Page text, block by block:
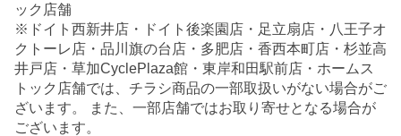
ック店舗
※ドイト西新井店・ドイト後楽園店・足立扇店・八王子オ
クトーレ店・品川旗の台店・多肥店・香西本町店・杉並高
井戸店・草加CyclePlaza館・東岸和田駅前店・ホームス
トック店舗では、チラシ商品の一部取扱いがない場合がご
ざいます。 また、一部店舗ではお取り寄せとなる場合が
ございます。